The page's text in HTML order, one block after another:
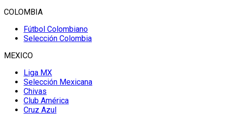
COLOMBIA
Fútbol Colombiano
Selección Colombia
MEXICO
Liga MX
Selección Mexicana
Chivas
Club América
Cruz Azul